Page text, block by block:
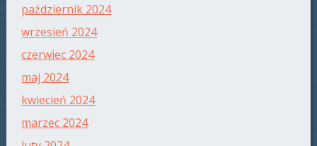
październik 2024
wrzesień 2024
czerwiec 2024
maj 2024
kwiecień 2024
marzec 2024